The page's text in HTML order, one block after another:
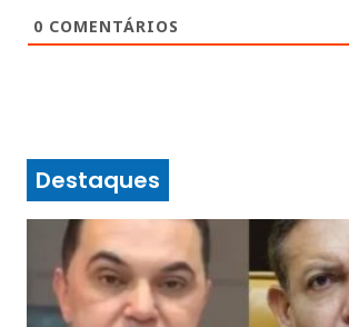
0 COMENTÁRIOS
Destaques